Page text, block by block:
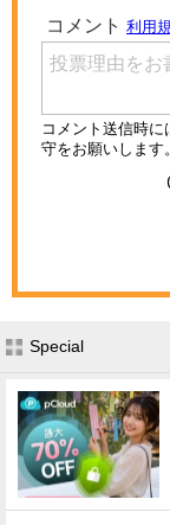
Special